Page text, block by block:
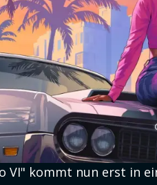
VI" kommt nun erst in